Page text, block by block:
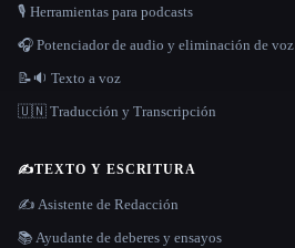
🎙️ Herramientas para podcasts
🎧 Potenciador de audio y eliminación de voz
📝🔉 Texto a voz
🇺🇳 Traducción y Transcripción
✍️TEXTO Y ESCRITURA
✍️ Asistente de Redacción
📚 Ayudante de deberes y ensayos